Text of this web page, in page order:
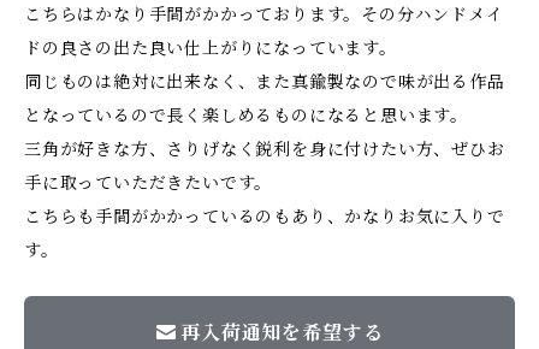
こちらはかなり手間がかかっております。その分ハンドメイ
ドの良さの出た良い仕上がりになっています。
同じものは絶対に出来なく、また真鍮製なので味が出る作品
となっているので長く楽しめるものになると思います。
三角が好きな方、さりげなく鋭利を身に付けたい方、ぜひお
手に取っていただきたいです。
こちらも手間がかかっているのもあり、かなりお気に入りで
す。
再入荷通知を希望する